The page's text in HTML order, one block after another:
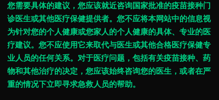
您需要具体的建议，您应该就近咨询国家批准的疫苗接种门
诊医生或其他医疗保健提供者。您不应将本网站中的信息视
为针对您的个人健康或您家人的个人健康的具体、专业的医
疗建议。您不应使用它来取代与医生或其他合格医疗保健专
业人员的任何关系。对于医疗问题，包括有关疫苗接种、药
物和其他治疗的决定，您应该始终咨询您的医生，或者在严
重的情况下立即寻求急救人员的帮助。